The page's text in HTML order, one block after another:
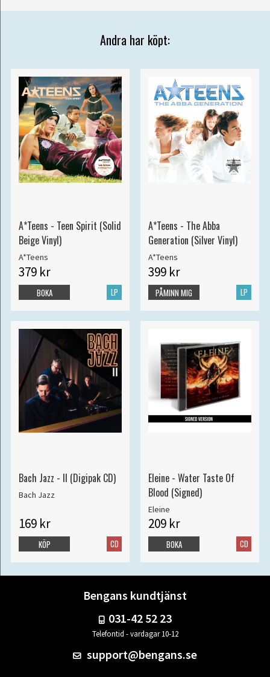
Andra har köpt:
A*Teens - Teen Spirit (Solid
Beige Vinyl)
A*Teens
379 kr
LP
BOKA
A*Teens - The Abba
Generation (Silver Vinyl)
A*Teens
399 kr
LP
PÅMINN MIG
Bach Jazz - II (Digipak CD)
Bach Jazz
169 kr
CD
KÖP
Eleine - Water Taste Of
Blood (Signed)
Eleine
209 kr
CD
BOKA
Bengans kundtjänst
031-42 52 23
Telefontid - vardagar 10-12
support@bengans.se